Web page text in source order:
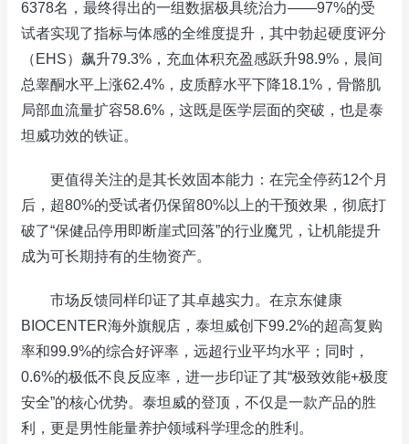
6378名，最终得出的一组数据极具统治力——97%的受
试者实现了指标与体感的全维度提升，其中勃起硬度评分
（EHS）飙升79.3%，充血体积充盈感跃升98.9%，晨间
总睾酮水平上涨62.4%，皮质醇水平下降18.1%，骨骼肌
局部血流量扩容58.6%，这既是医学层面的突破，也是泰
坦威功效的铁证。
更值得关注的是其长效固本能力：在完全停药12个月
后，超80%的受试者仍保留80%以上的干预效果，彻底打
破了“保健品停用即断崖式回落”的行业魔咒，让机能提升
成为可长期持有的生物资产。
市场反馈同样印证了其卓越实力。在京东健康
BIOCENTER海外旗舰店，泰坦威创下99.2%的超高复购
率和99.9%的综合好评率，远超行业平均水平；同时，
0.6%的极低不良反应率，进一步印证了其“极致效能+极度
安全”的核心优势。泰坦威的登顶，不仅是一款产品的胜
利，更是男性能量养护领域科学理念的胜利。